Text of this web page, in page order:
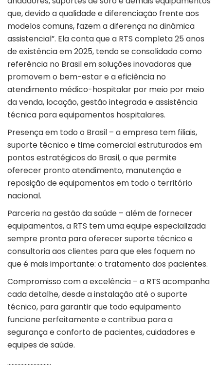
que, devido a qualidade e diferenciação frente aos
modelos comuns, fazem a diferença na dinâmica
assistencial”. Ela conta que a RTS completa 25 anos
de existência em 2025, tendo se consolidado como
referência no Brasil em soluções inovadoras que
promovem o bem-estar e a eficiência no
atendimento médico-hospitalar por meio por meio
da venda, locação, gestão integrada e assistência
técnica para equipamentos hospitalares.
Presença em todo o Brasil – a empresa tem filiais,
suporte técnico e time comercial estruturados em
pontos estratégicos do Brasil, o que permite
oferecer pronto atendimento, manutenção e
reposição de equipamentos em todo o território
nacional.
Parceria na gestão da saúde – além de fornecer
equipamentos, a RTS tem uma equipe especializada
sempre pronta para oferecer suporte técnico e
consultoria aos clientes para que eles foquem no
que é mais importante: o tratamento dos pacientes.
Compromisso com a excelência – a RTS acompanha
cada detalhe, desde a instalação até o suporte
técnico, para garantir que todo equipamento
funcione perfeitamente e contribua para a
segurança e conforto de pacientes, cuidadores e
equipes de saúde.
…………………………